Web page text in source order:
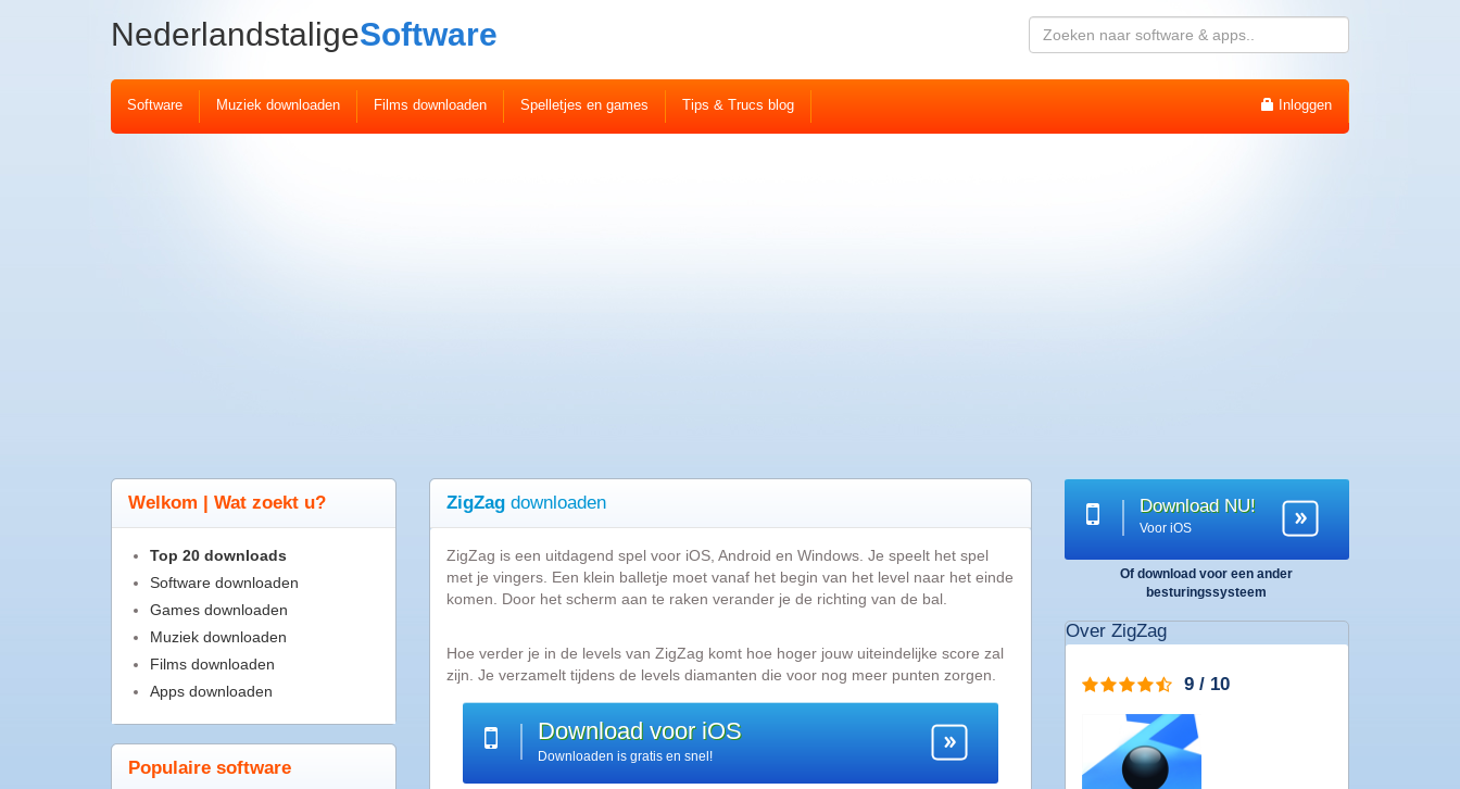
NederlandstaligeSoftware
Software Muziek downloaden Films downloaden Spelletjes en games Tips & Trucs blog Inloggen
Welkom | Wat zoekt u?
Top 20 downloads
Software downloaden
Games downloaden
Muziek downloaden
Films downloaden
Apps downloaden
Populaire software
Download NU!
Voor iOS
Of download voor een ander
besturingssysteem
Over ZigZag
9 / 10
ZigZagdownloaden
ZigZag is een uitdagend spel voor iOS, Android en Windows. Je speelt het spel
met je vingers. Een klein balletje moet vanaf het begin van het level naar het einde
komen. Door het scherm aan te raken verander je de richting van de bal.
Hoe verder je in de levels van ZigZag komt hoe hoger jouw uiteindelijke score zal
zijn. Je verzamelt tijdens de levels diamanten die voor nog meer punten zorgen.
Download voor iOS
Downloaden is gratis en snel!